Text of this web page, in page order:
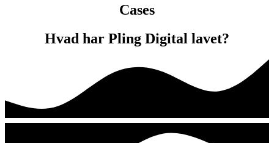
Cases
Hvad har Pling Digital lavet?